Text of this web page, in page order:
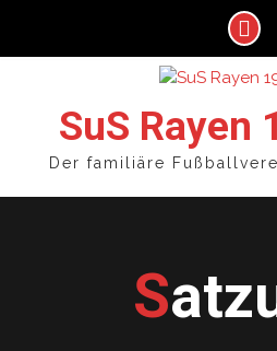
SuS Rayen
Der familiäre